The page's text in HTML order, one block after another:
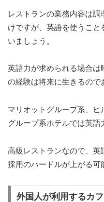
レストランの業務内容は
けですが、英語を使うこと
いましょう。
英語力が求められる場合
の経験は将来に生きるので
マリオットグループ系、ヒ
グループ系ホテルでは英語
高級レストランなので、英
採用のハードルが上がる可
外国人が利用するカ